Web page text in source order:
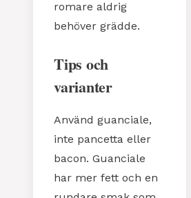
romare aldrig
behöver grädde.
Tips och
varianter
Använd guanciale,
inte pancetta eller
bacon. Guanciale
har mer fett och en